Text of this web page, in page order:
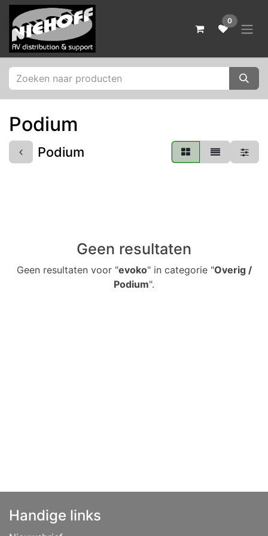
Overslaan naar inhoud
0
Podium
Podium
Geen resultaten
Geen resultaten voor "evoko" in categorie "Overig /
Podium".
Handige links